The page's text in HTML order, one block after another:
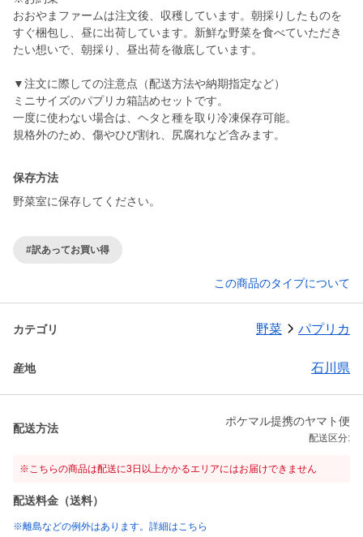
おおやまファームは注文後、収穫しています。朝採りしたものを
すぐ梱包し、昼に出荷しています。新鮮な野菜を食べていただき
たい想いで、朝採り、昼出荷を徹底しています。
▼注文に際しての注意点（配送方法や納期指定など）
ミニサイズのパプリカ箱詰めセットです。
一度に使わない場合は、ヘタと種を取り冷凍保存可能。
保存方法
野菜室に保存してください。
#訳あってお買い得
この商品のタイプについて
カテゴリ 野菜 パプリカ
産地 石川県
配送方法
ポケマル提携のヤマト便
配送区分:
※こちらの商品は配送に3日以上かかるエリアにはお届けできません
配送料金（送料）
※離島などの例外はあります。詳細はこちら